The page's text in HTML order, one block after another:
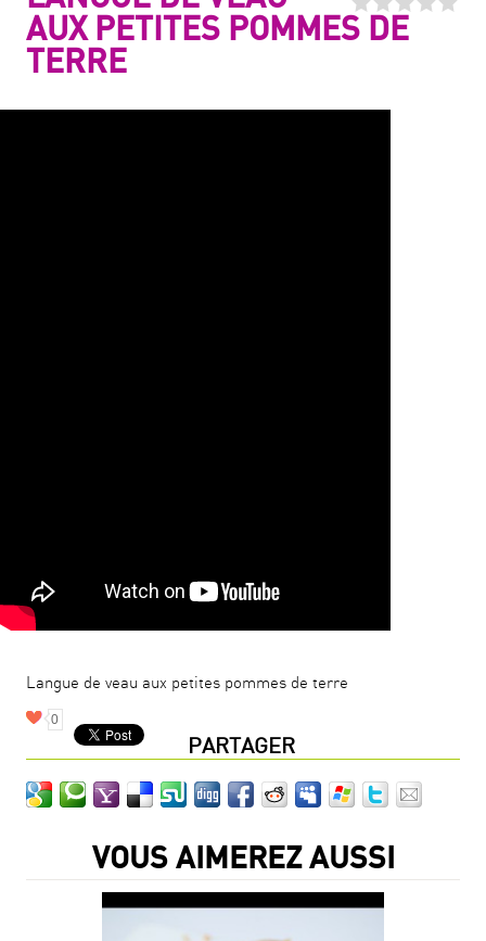
AUX PETITES POMMES DE
TERRE
Langue de veau aux petites pommes de terre
0
PARTAGER
VOUS AIMEREZ AUSSI